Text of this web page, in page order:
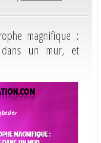
magnifique :
un mur, et